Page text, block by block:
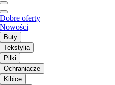
Dobre oferty
Nowości
Buty
Tekstylia
Piłki
Ochraniacze
Kibice